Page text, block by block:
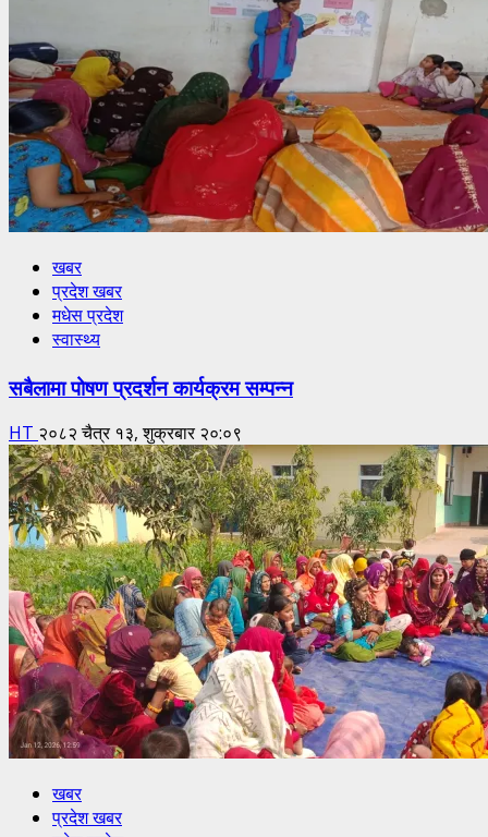
खबर
प्रदेश खबर
मधेस प्रदेश
स्वास्थ्य
सबैलामा पोषण प्रदर्शन कार्यक्रम सम्पन्न
HT २०८२ चैत्र १३, शुक्रबार २०:०९
खबर
प्रदेश खबर